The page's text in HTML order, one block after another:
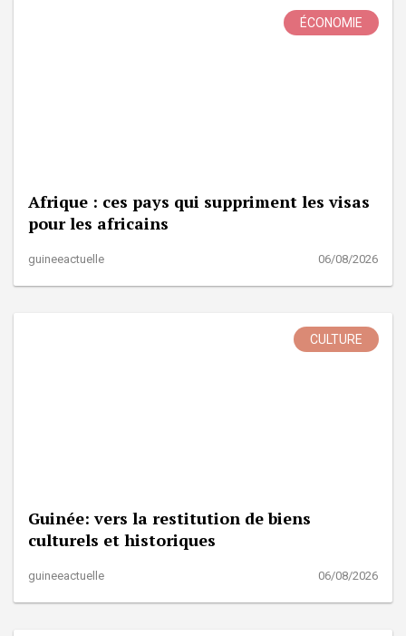
ÉCONOMIE
Afrique : ces pays qui suppriment les visas
pour les africains
guineeactuelle 06/08/2026
CULTURE
Guinée: vers la restitution de biens
culturels et historiques
guineeactuelle 06/08/2026